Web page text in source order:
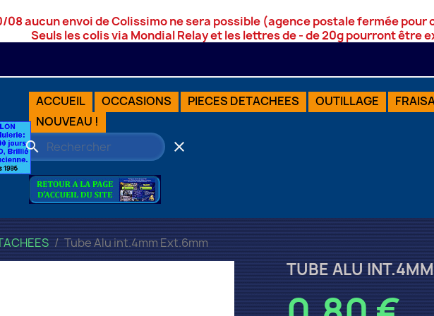
08 aucun envoi de Colissimo ne sera possible (agence postale fermée pour
Seuls les colis via Mondial Relay et les lettres de - de 20g pourront être
ACCUEIL OCCASIONS PIECES DETACHEES OUTILLAGE
NOUVEAU !
search clear
Tube Alu int.4mm Ext.6mm
TUBE ALU